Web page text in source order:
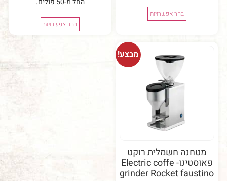
בחר אפשרויות
בחר אפשרויות
מבצע!
חשמלית רוקט
פאוסטינו- Electric coffe
grinder Rocket